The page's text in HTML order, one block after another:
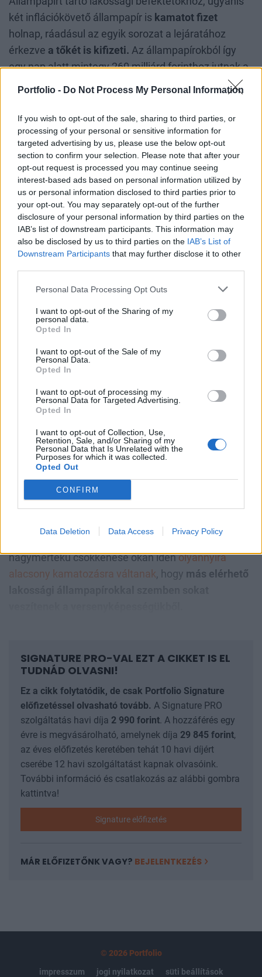
Portfolio - Do Not Process My Personal Information
If you wish to opt-out of the sale, sharing to third parties, or
processing of your personal or sensitive information for
targeted advertising by us, please use the below opt-out
section to confirm your selection. Please note that after your
opt-out request is processed you may continue seeing
interest-based ads based on personal information utilized by
us or personal information disclosed to third parties prior to
your opt-out. You may separately opt-out of the further
disclosure of your personal information by third parties on the
IAB’s list of downstream participants. This information may
also be disclosed by us to third parties on the IAB’s List of
Downstream Participants that may further disclose it to other
Personal Data Processing Opt Outs
I want to opt-out of the Sharing of my
personal data.
Opted In
I want to opt-out of the Sale of my
Personal Data.
Opted In
I want to opt-out of processing my
Personal Data for Targeted Advertising.
Opted In
I want to opt-out of Collection, Use,
Retention, Sale, and/or Sharing of my
Personal Data that Is Unrelated with the
Purposes for which it was collected.
Opted Out
CONFIRM
Data Deletion Data Access Privacy Policy
két inflációkövető állampapír is kamatot fizet
holnap, ráadásul az egyik sorozat a lejáratához
érkezve a tőkét is kifizeti. Az állampapírokból így
egy nap alatt mintegy 260 milliárd forinthoz jutnak a
kamatát, egyúttal a teljes tőkét is.
A 2031/I sorozat kifizeti a 18,6%-os kamatát.
A nem lejáró lakossági kötvény kamata jelentősen
csökken: az eddigi 18,6%-os kamatszint helyett
mostantól egy éven keresztül 4,7% éves nyereséget
biztosít majd.Ennek oka, hogy a kamatfordulóval
változik a papír kamatbázisa: eddig a 2023-as éves
átlagos infláció (17,6%) felett fizetett 1 százalékpont
kamatprémiumot, a következő egy évben pedig a
2024-es átlagos inflációnál (3,7%) lesz 1
százalékponttal magasabb a kamata.
Mihez kezdenek a magyarok az
átárazódott állampapírokkal?
nagymértékű csökkenése okán idénolyannyira
alacsony kamatozásra váltanak , hogy más elérhető
SIGNATURE PRO-VAL EZT A CIKKET IS EL
TUDNÁD OLVASNI!
Ez a cikk folytatódik, de csak Portfolio Signature
előfizetéssel olvasható tovább. A Signature PRO
szolgáltatás havi díja 2 990 forint. A hozzáférés egy
évre is megvásárolható, amelynek díja 29 845 forint,
az éves előfizetés keretében tehát 10 havi díjért
cserébe 12 havi szolgáltatást kapnak olvasóink.
További információ és csatlakozás az alábbi gombra
kattintva!
Signature előfizetés
MÁR ELŐFIZETŐNK VAGY? BEJELENTKEZÉS
© 2026 Portfolio
impresszum
jogi nyilatkozat süti beállítások